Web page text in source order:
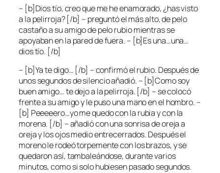
– [b]Dios tío, creo que me he enamorado, ¿has visto
a la pelirroja? [/b] – preguntó el más alto, de pelo
castaño a su amigo de pelo rubio mientras se
apoyaban en la pared de fuera. – [b]Es una…una…
dios tío. [/b]
– [b]Ya te digo… [/b] – confirmó el rubio. Después de
unos segundos de silencio añadió. – [b]Como soy
buen amigo… te dejo a la pelirroja. [/b] – se colocó
frente a su amigo y le puso una mano en el hombro. –
[b] Peeeeero…yo me quedo con la rubia y con la
morena. [/b] – añadió con una sonrisa de oreja a
oreja y los ojos medio entrecerrados. Después el
moreno le rodeó torpemente con los brazos, y se
quedaron así, tambaleándose, durante varios
minutos, como si solo hubiesen pasado segundos.